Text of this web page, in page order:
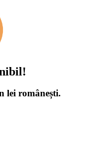
lei românești.